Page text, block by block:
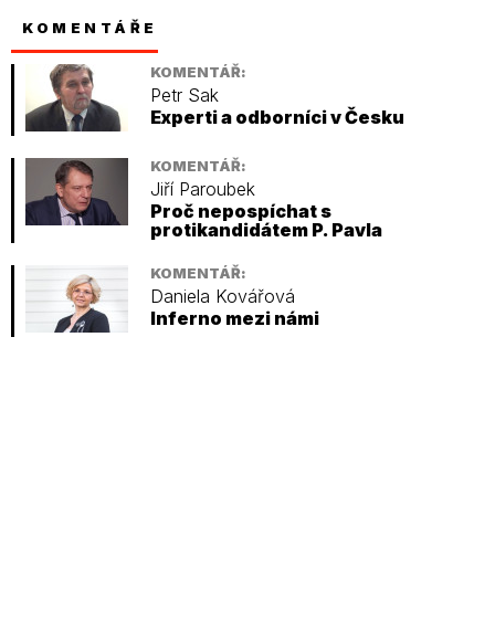
KOMENTÁŘE
KOMENTÁŘ:
Petr Sak
Experti a odborníci v Česku
KOMENTÁŘ:
Jiří Paroubek
Proč nepospíchat s
protikandidátem P. Pavla
KOMENTÁŘ:
Daniela Kovářová
Inferno mezi námi